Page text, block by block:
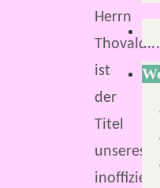
Herrn
ist
der
Titel
unseres